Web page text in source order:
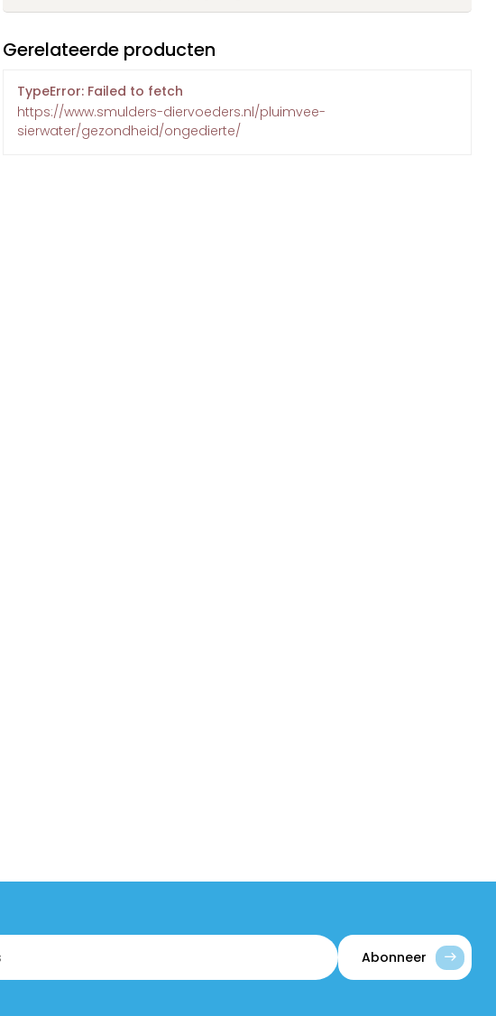
Gerelateerde producten
TypeError: Failed to fetch
https://www.smulders-diervoeders.nl/pluimvee-
sierwater/gezondheid/ongedierte/
Abonneer